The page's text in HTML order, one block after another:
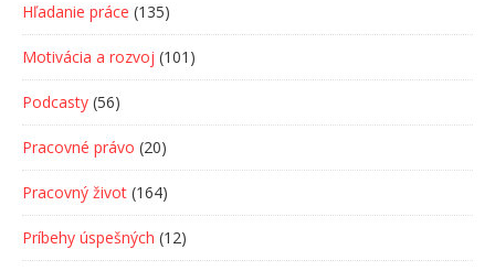
Hľadanie práce (135)
Motivácia a rozvoj (101)
Podcasty (56)
Pracovné právo (20)
Pracovný život (164)
Príbehy úspešných (12)